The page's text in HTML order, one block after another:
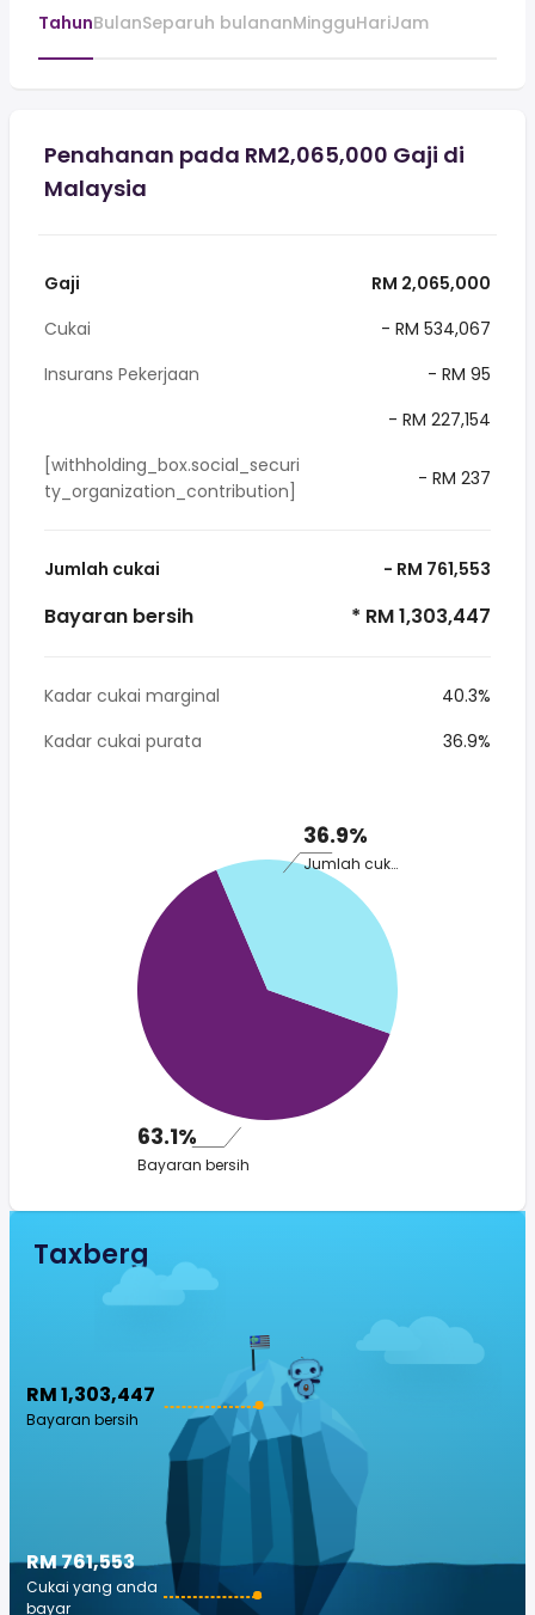
TahunBulanSeparuh bulananMingguHariJam
Penahanan pada RM2,065,000 Gaji di
Malaysia
Gaji
RM 2,065,000
Cukai
- RM 534,067
Insurans Pekerjaan
- RM 95
- RM 227,154
[withholding_box.social_securi
ty_organization_contribution]
- RM 237
Jumlah cukai - RM 761,553
Bayaran bersih * RM 1,303,447
Kadar cukai marginal
40.3%
Kadar cukai purata
36.9%
36.9%
Jumlah cukai
63.1%
Bayaran bersih
Taxberg
RM 1,303,447
Bayaran bersih
RM 761,553
Cukai yang anda
bayar